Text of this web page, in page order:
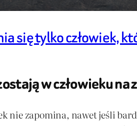
się tylko człowiek,
w człowieku na
nie zapomina, nawet jeśli